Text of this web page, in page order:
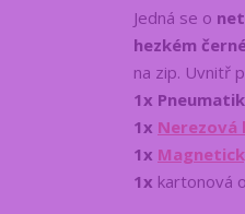
Jedná se o
hezkém
na zip. Uvnitř
1x
1x Nerezová
1x
1x kartonová